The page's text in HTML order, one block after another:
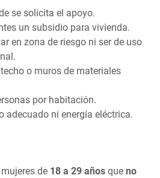
se solicita el apoyo.
un subsidio para vivienda.
en zona de riesgo ni ser de uso
o muros de materiales
por habitación.
adecuado ni energía eléctrica.
de 18 a 29 años que no